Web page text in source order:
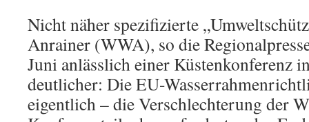
Nicht näher spezifizierte
Anrainer (WWA), so die
Juni anlässlich einer Küstenkonferenz
deutlicher: Die EU-
eigentlich – die Verschlechterung der